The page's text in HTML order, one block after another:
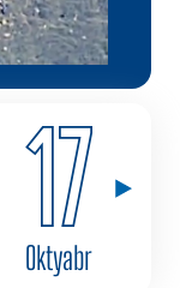
17
Oktyabr